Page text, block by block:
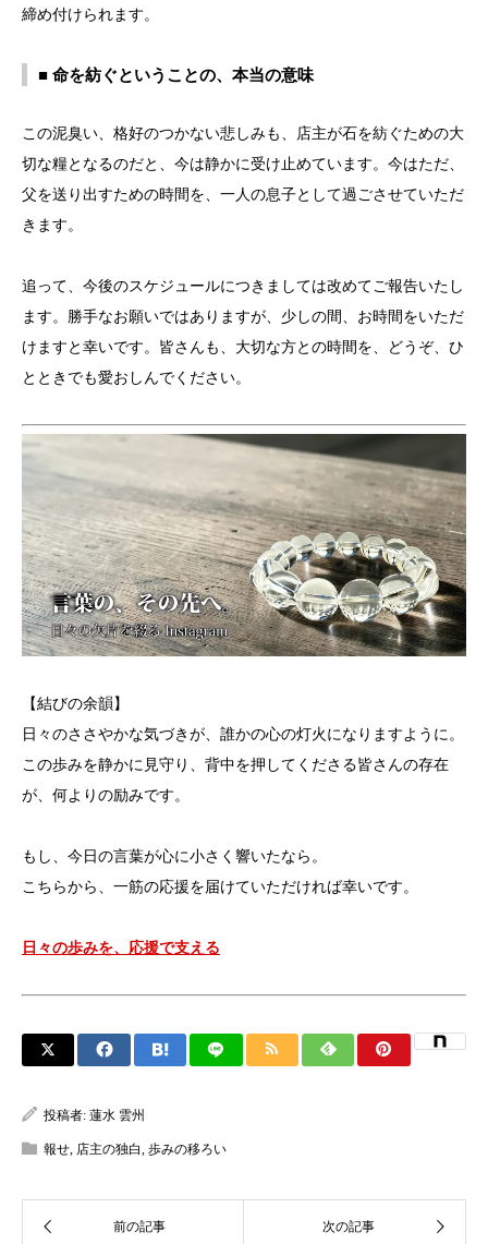
締め付けられます。
■ 命を紡ぐということの、本当の意味
この泥臭い、格好のつかない悲しみも、店主が石を紡ぐための大
切な糧となるのだと、今は静かに受け止めています。今はただ、
父を送り出すための時間を、一人の息子として過ごさせていただ
きます。
追って、今後のスケジュールにつきましては改めてご報告いたし
ます。勝手なお願いではありますが、少しの間、お時間をいただ
けますと幸いです。皆さんも、大切な方との時間を、どうぞ、ひ
とときでも愛おしんでください。
【結びの余韻】
日々のささやかな気づきが、誰かの心の灯火になりますように。
この歩みを静かに見守り、背中を押してくださる皆さんの存在
が、何よりの励みです。
もし、今日の言葉が心に小さく響いたなら。
こちらから、一筋の応援を届けていただければ幸いです。
日々の歩みを、応援で支える
投稿者: 蓮水 雲州
報せ 店主の独白 歩みの移ろい